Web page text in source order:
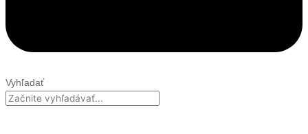
Vyhľadať